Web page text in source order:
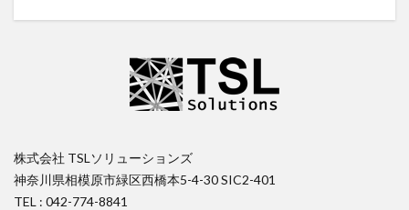
株式会社 TSLソリューションズ
神奈川県相模原市緑区西橋本5-4-30 SIC2-401
TEL : 042-774-8841